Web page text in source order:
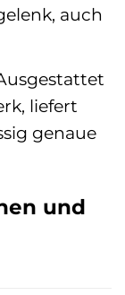
auch
liefert
genaue
und